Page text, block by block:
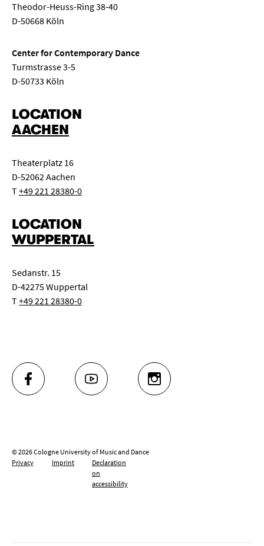
Theodor-Heuss-Ring 38-40
D-50668 Köln
Center for Contemporary Dance
Turmstrasse 3-5
D-50733 Köln
LOCATION
AACHEN
Theaterplatz 16
D-52062 Aachen
T+49 221 28380-0
LOCATION
WUPPERTAL
Sedanstr. 15
D-42275 Wuppertal
T+49 221 28380-0
FACEBOOK YOUTUBE INSTAGRAM
© 2026 Cologne University of Music and Dance
Privacy
Imprint
Declaration
on
accessibility